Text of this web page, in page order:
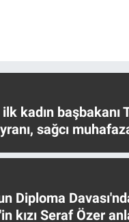
ilk kadın
sağcı
Diploma
kızı Seraf Özer